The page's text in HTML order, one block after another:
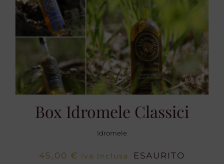
Box Idromele Classici
Idromele
45,00 € Iva Inclusa ESAURITO